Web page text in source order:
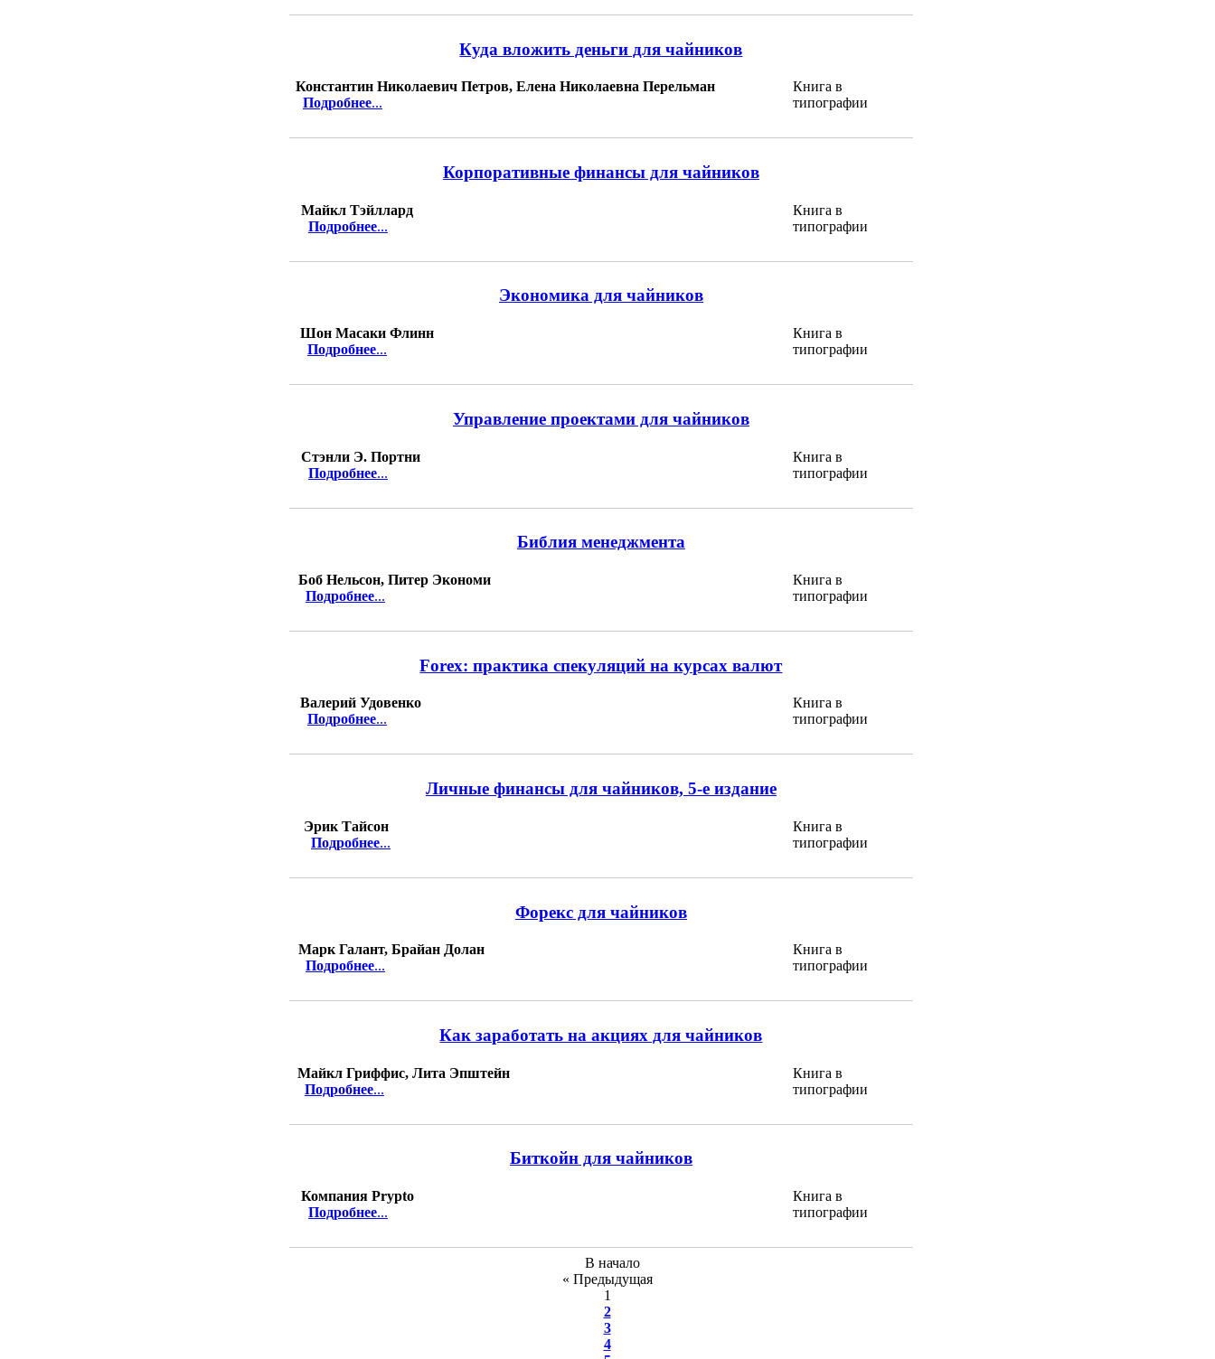
Куда вложить деньги для чайников
Константин Николаевич Петров, Елена Николаевна Перельман
Подробнее...
Книга в
типографии
Корпоративные финансы для чайников
Майкл Тэйллард
Подробнее...
Книга в
типографии
Экономика для чайников
Шон Масаки Флинн
Подробнее...
Книга в
типографии
Управление проектами для чайников
Стэнли Э. Портни
Подробнее...
Книга в
типографии
Библия менеджмента
Боб Нельсон, Питер Экономи
Подробнее...
Книга в
типографии
Forex: практика спекуляций на курсах валют
Валерий Удовенко
Подробнее...
Книга в
типографии
Личные финансы для чайников, 5-е издание
Эрик Тайсон
Подробнее...
Книга в
типографии
Форекс для чайников
Марк Галант, Брайан Долан
Подробнее...
Книга в
типографии
Как заработать на акциях для чайников
Майкл Гриффис, Лита Эпштейн
Подробнее...
Книга в
типографии
Биткойн для чайников
Компания Prypto
Подробнее...
Книга в
типографии
В начало
« Предыдущая
1
2
3
4